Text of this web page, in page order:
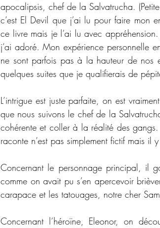
apocalipsis, chef de la Salvatrucha.
c’est El Devil que j’ai lu pour faire mon
ce livre mais je l’ai lu avec
j’ai adoré. Mon expérience personnelle
ne sont parfois pas à la hauteur de
quelques suites que je qualifierais de
L’intrigue est juste parfaite, on est
que nous suivons le chef de la
cohérente et coller à la réalité des
raconte n’est pas simplement fictif mais
Concernant le personnage principal, il
comme on avait pu s’en apercevoir
carapace et les tatouages, notre cher
Concernant l’héroïne, Eleonor, on